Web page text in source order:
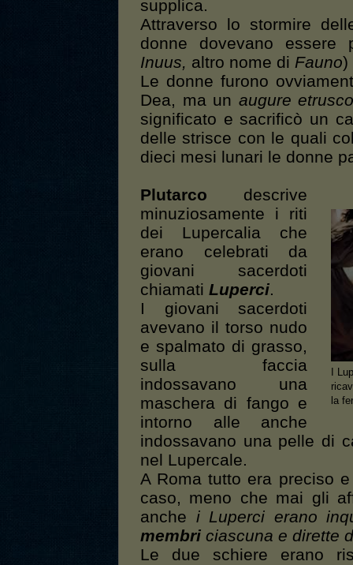
supplica.
Attraverso lo stormire
donne dovevano essere
Inuus, altro nome di Fauno)
Le donne furono
Dea, ma un augure
significato e sacrificò un
delle strisce con le quali
dieci mesi lunari le donne
I
la
Plutarco descrive
minuziosamente i riti
dei Lupercalia che
erano celebrati da
giovani sacerdoti
chiamati Luperci.
I giovani sacerdoti
avevano il torso nudo
e spalmato di grasso,
sulla faccia
indossavano una
maschera di fango e
intorno alle anche
indossavano una pelle di
nel Lupercale.
A Roma tutto era preciso
caso, meno che mai gli
anche i Luperci erano
membri ciascuna e dirette
Le due schiere erano